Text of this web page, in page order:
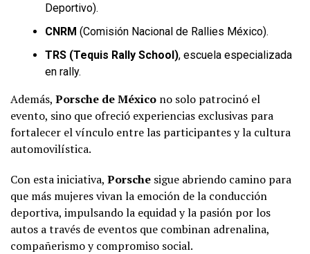
Deportivo).
CNRM (Comisión Nacional de Rallies México).
TRS (Tequis Rally School), escuela especializada
en rally.
Además, Porsche de México no solo patrocinó el
evento, sino que ofreció experiencias exclusivas para
fortalecer el vínculo entre las participantes y la cultura
automovilística.
Con esta iniciativa, Porsche sigue abriendo camino para
que más mujeres vivan la emoción de la conducción
deportiva, impulsando la equidad y la pasión por los
autos a través de eventos que combinan adrenalina,
compañerismo y compromiso social.